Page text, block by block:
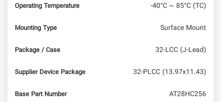
Operating Temperature -40°C ~ 85°C (TC)
Mounting Type Surface Mount
Package / Case 32-LCC (J-Lead)
Supplier Device Package 32-PLCC (13.97x11.43)
Base Part Number AT28HC256